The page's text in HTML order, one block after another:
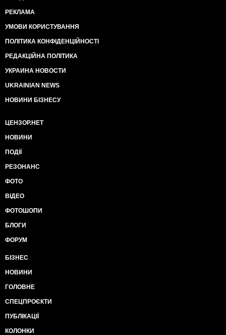
РЕКЛАМА
УМОВИ КОРИСТУВАННЯ
ПОЛІТИКА КОНФІДЕНЦІЙНОСТІ
РЕДАКЦІЙНА ПОЛІТИКА
УКРАИНА НОВОСТИ
UKRAINIAN NEWS
НОВИНИ БІЗНЕСУ
ЦЕНЗОР.НЕТ
НОВИНИ
ПОДІЇ
РЕЗОНАНС
ФОТО
ВІДЕО
ФОТОШОПИ
БЛОГИ
ФОРУМ
БІЗНЕС
НОВИНИ
ГОЛОВНЕ
СПЕЦПРОЄКТИ
ПУБЛІКАЦІЇ
КОЛОНКИ